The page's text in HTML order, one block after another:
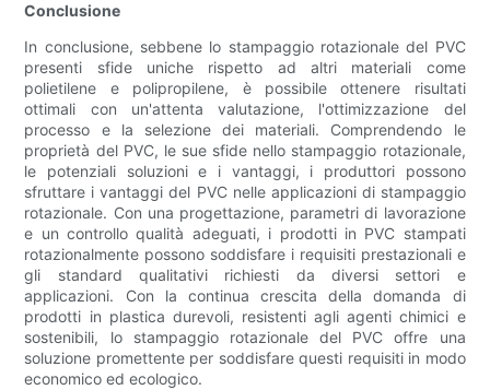
Conclusione
In conclusione, sebbene lo stampaggio rotazionale del PVC
presenti sfide uniche rispetto ad altri materiali come
polietilene e polipropilene, è possibile ottenere risultati
ottimali con un'attenta valutazione, l'ottimizzazione del
processo e la selezione dei materiali. Comprendendo le
proprietà del PVC, le sue sfide nello stampaggio rotazionale,
le potenziali soluzioni e i vantaggi, i produttori possono
sfruttare i vantaggi del PVC nelle applicazioni di stampaggio
rotazionale. Con una progettazione, parametri di lavorazione
e un controllo qualità adeguati, i prodotti in PVC stampati
rotazionalmente possono soddisfare i requisiti prestazionali e
gli standard qualitativi richiesti da diversi settori e
applicazioni. Con la continua crescita della domanda di
prodotti in plastica durevoli, resistenti agli agenti chimici e
sostenibili, lo stampaggio rotazionale del PVC offre una
soluzione promettente per soddisfare questi requisiti in modo
economico ed ecologico.